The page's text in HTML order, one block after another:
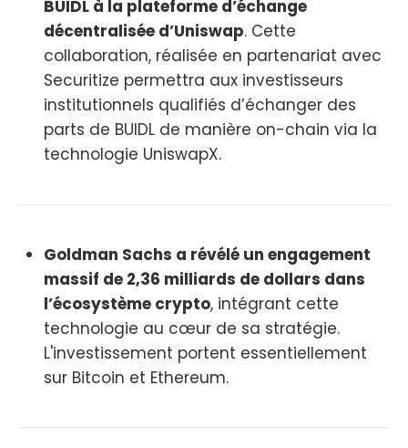
BUIDL à la plateforme d’échange
décentralisée d’Uniswap. Cette
collaboration, réalisée en partenariat avec
Securitize permettra aux investisseurs
institutionnels qualifiés d’échanger des
parts de BUIDL de manière on-chain via la
technologie UniswapX.
Goldman Sachs a révélé un engagement
massif de 2,36 milliards de dollars dans
l’écosystème crypto, intégrant cette
technologie au cœur de sa stratégie.
L'investissement portent essentiellement
sur Bitcoin et Ethereum.